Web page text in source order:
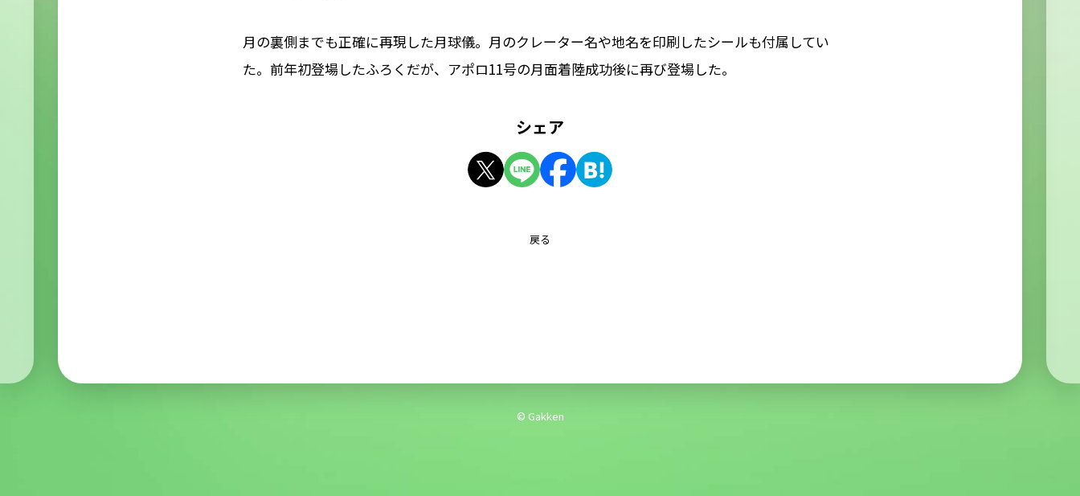
月の裏側までも正確に再現した月球儀。月のクレーター名や地名を印刷したシールも付属してい
た。前年初登場したふろくだが、アポロ11号の月面着陸成功後に再び登場した。
シェア
戻る
© Gakken